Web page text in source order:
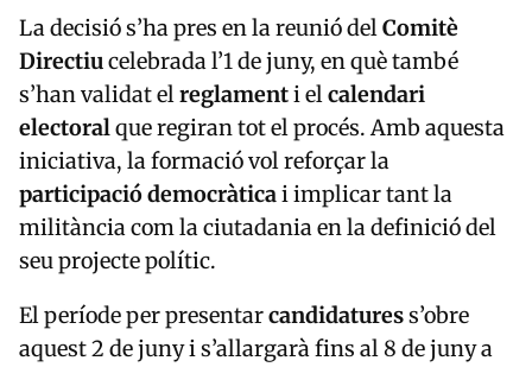
La decisió s’ha pres en la reunió delComitè
Directiucelebrada l’1 de juny, en què també
s’han validat elreglamenti elcalendari
electoralque regiran tot el procés. Amb aquesta
iniciativa, la formació vol reforçar la
participació democràticai implicar tant la
militància com la ciutadania en la definició del
seu projecte polític.
El període per presentarcandidaturess’obre
aquest 2 de juny i s’allargarà fins al 8 de juny a